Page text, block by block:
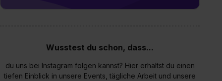
Wusstest du schon, dass...
du uns bei Instagram folgen kannst? Hier erhältst du einen
tiefen Einblick in unsere Events, tägliche Arbeit und unsere